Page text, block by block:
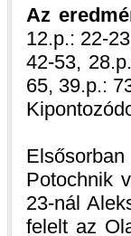
Az
12.p.: 22-
42-53,
65, 39.p.:
Potochnik
23-nál
felelt az